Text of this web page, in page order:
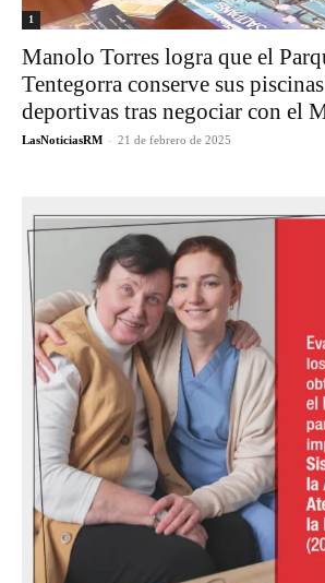
1
Manolo Torres logra que el
Tentegorra conserve sus
deportivas tras negociar con el
LasNoticiasRM - 21 de febrero de 2025